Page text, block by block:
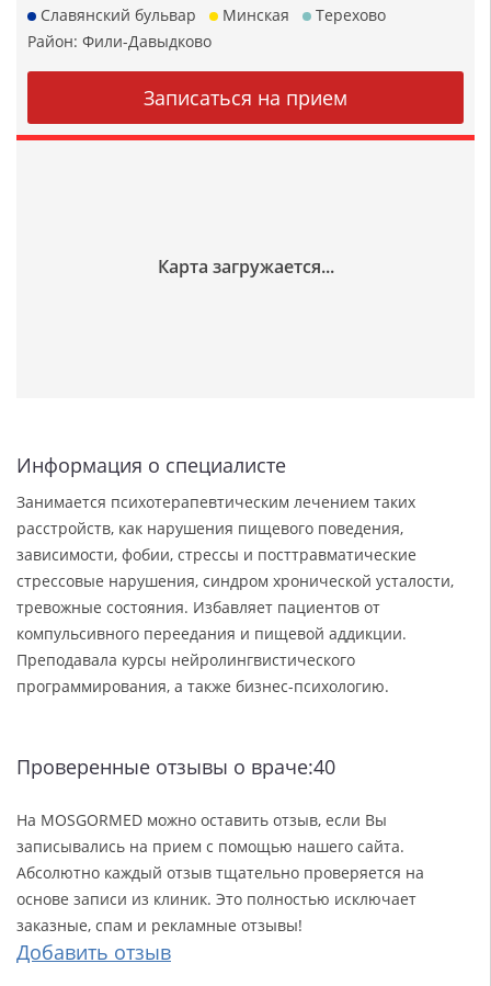
Славянский бульвар
Минская
Терехово
Район: Фили-Давыдково
Информация о специалисте
Занимается психотерапевтическим лечением таких
расстройств, как нарушения пищевого поведения,
зависимости, фобии, стрессы и посттравматические
стрессовые нарушения, синдром хронической усталости,
тревожные состояния. Избавляет пациентов от
компульсивного переедания и пищевой аддикции.
Преподавала курсы нейролингвистического
программирования, а также бизнес-психологию.
Проверенные отзывы о враче:40
На MOSGORMED можно оставить отзыв, если Вы
записывались на прием с помощью нашего сайта.
Абсолютно каждый отзыв тщательно проверяется на
основе записи из клиник. Это полностью исключает
заказные, спам и рекламные отзывы!
Добавить отзыв